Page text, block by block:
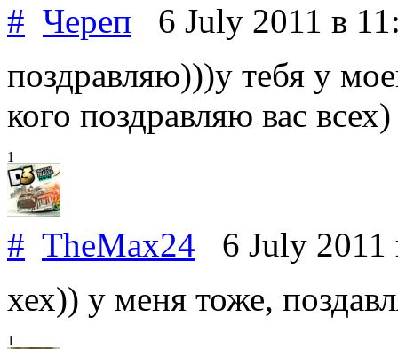
# Череп 6 July 2011 в
поздравляю)))у тебя у
кого поздравляю вас всех)
1
# TheMax24 6 July 2011
хех)) у меня тоже,
1